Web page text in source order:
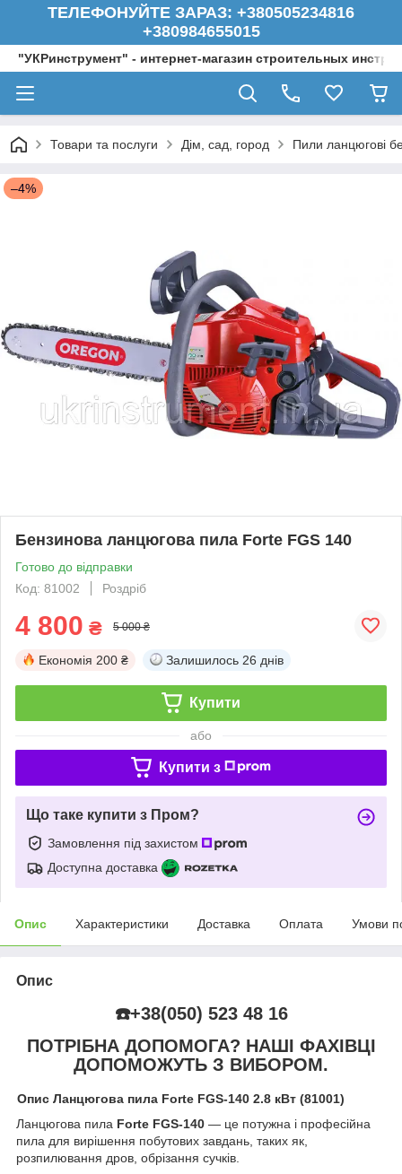
ТЕЛЕФОНУЙТЕ ЗАРАЗ: +380505234816
+380984655015
"УКРинструмент" - интернет-магазин строительных
Товари та послуги Дім, сад, город Пили ланцюгові
–4%
Бензинова ланцюгова пила Forte FGS 140
Готово до відправки
Код: 81002
Роздріб
4 800 ₴ 5 000 ₴
Економія 200 ₴ Залишилось 26 днів
Купити
або
Купити з
Що таке купити з Пром?
Замовлення під захистом
Доступна доставка
Опис Характеристики Доставка Оплата Умови
Опис
☎️+38(050) 523 48 16
ПОТРІБНА ДОПОМОГА? НАШІ ФАХІВЦІ
ДОПОМОЖУТЬ З ВИБОРОМ.
Опис Ланцюгова пила Forte FGS-140 2.8 кВт (81001)
Ланцюгова пила Forte FGS-140 — це потужна і професійна
пила для вирішення побутових завдань, таких як,
розпилювання дров, обрізання сучків.